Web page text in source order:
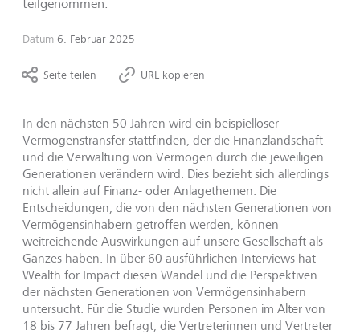
teilgenommen.
Datum 6. Februar 2025
Seite teilen URL kopieren
In den nächsten 50 Jahren wird ein beispielloser
Vermögenstransfer stattfinden, der die Finanzlandschaft
und die Verwaltung von Vermögen durch die jeweiligen
Generationen verändern wird. Dies bezieht sich allerdings
nicht allein auf Finanz- oder Anlagethemen: Die
Entscheidungen, die von den nächsten Generationen von
Vermögensinhabern getroffen werden, können
weitreichende Auswirkungen auf unsere Gesellschaft als
Ganzes haben. In über 60 ausführlichen Interviews hat
Wealth for Impact diesen Wandel und die Perspektiven
der nächsten Generationen von Vermögensinhabern
untersucht. Für die Studie wurden Personen im Alter von
18 bis 77 Jahren befragt, die Vertreterinnen und Vertreter